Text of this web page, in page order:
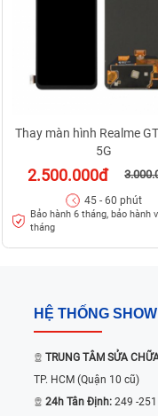
Thay màn hình Realme
5G
2.500.000đ
45 - 60 phút
Bảo hành 6 tháng, bảo hành
tháng
HỆ THỐNG
TRUNG TÂM SỬA
TP. HCM (Quận 10 cũ)
24h Tân Định: 249 -